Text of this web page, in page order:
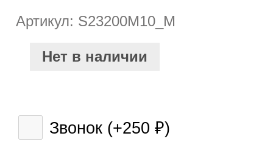
Артикул: S23200M10_M
Нет в наличии
Звонок (+250 ₽)